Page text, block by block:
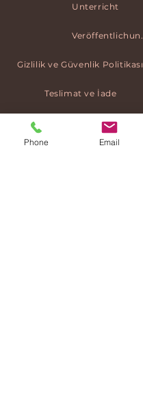
Unterricht
Gizlilik ve Güvenlik Politikası
Teslimat ve İade
Mesafeli Satış Sözleşmesi
Phone Email